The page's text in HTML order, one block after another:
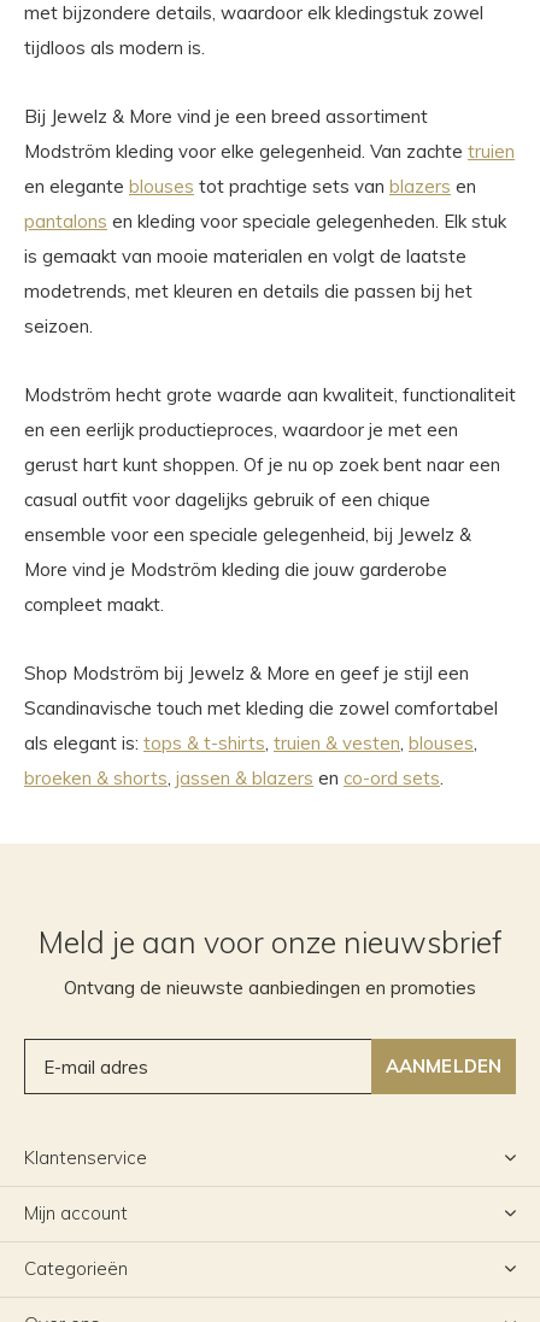
met bijzondere details, waardoor elk kledingstuk zowel
tijdloos als modern is.
Bij Jewelz & More vind je een breed assortiment
Modström kleding voor elke gelegenheid. Van zachte truien
en elegante blouses tot prachtige sets van blazers en
pantalons en kleding voor speciale gelegenheden. Elk stuk
is gemaakt van mooie materialen en volgt de laatste
modetrends, met kleuren en details die passen bij het
seizoen.
Modström hecht grote waarde aan kwaliteit, functionaliteit
en een eerlijk productieproces, waardoor je met een
gerust hart kunt shoppen. Of je nu op zoek bent naar een
casual outfit voor dagelijks gebruik of een chique
ensemble voor een speciale gelegenheid, bij Jewelz &
More vind je Modström kleding die jouw garderobe
compleet maakt.
Shop Modström bij Jewelz & More en geef je stijl een
Scandinavische touch met kleding die zowel comfortabel
als elegant is: tops & t-shirts, truien & vesten, blouses,
broeken & shorts, jassen & blazers en co-ord sets.
Meld je aan voor onze nieuwsbrief
Ontvang de nieuwste aanbiedingen en promoties
AANMELDEN
Klantenservice
Mijn account
Categorieën